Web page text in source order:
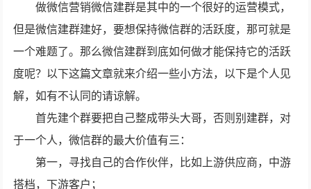
做微信营销微信建群是其中的一个很好的运营模式，
但是微信建群建好，要想保持微信群的活跃度，那可就是
一个难题了。那么微信建群到底如何做才能保持它的活跃
度呢？以下这篇文章就来介绍一些小方法，以下是个人见
解，如有不认同的请谅解。
首先建个群要把自己整成带头大哥，否则别建群，对
于一个人，微信群的最大价值有三：
第一，寻找自己的合作伙伴，比如上游供应商，中游
搭档，下游客户；